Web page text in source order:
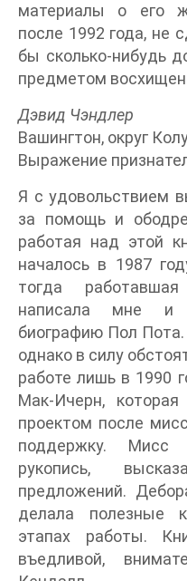
материалы о его
после 1992 года, не
бы сколько-нибудь
предметом
Дэвид Чэндлер
Вашингтон, округ
Выражение
Я с удовольствием
за помощь и
работая над этой
началось в 1987
тогда
написала мне и
биографию Пол
однако в силу
работе лишь в 1990
Мак-Ичерн,
проектом после
поддержку. Мисс
рукопись,
предложений.
делала полезные
этапах работы.
въедливой,